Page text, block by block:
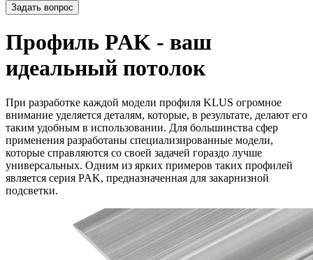
Задать вопрос
Профиль PAK - ваш
идеальный потолок
При разработке каждой модели профиля KLUS огромное
внимание уделяется деталям, которые, в результате, делают его
таким удобным в использовании. Для большинства сфер
применения разработаны специализированные модели,
которые справляются со своей задачей гораздо лучше
универсальных. Одним из ярких примеров таких профилей
является серия PAK, предназначенная для закарнизной
подсветки.